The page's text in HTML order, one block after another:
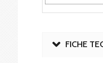
FICHE